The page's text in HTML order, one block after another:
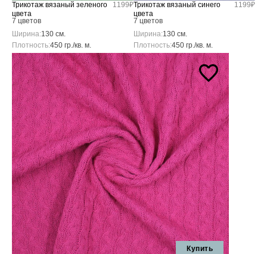
Трикотаж вязаный зеленого
цвета
7 цветов
1199₽
Ширина:130 см.
Плотность:450 гр./кв. м.
Трикотаж вязаный синего
цвета
7 цветов
1199₽
Ширина:130 см.
Плотность:450 гр./кв. м.
Купить